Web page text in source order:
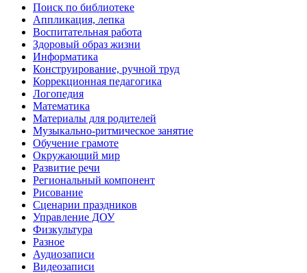
Поиск по библиотеке
Аппликация, лепка
Воспитательная работа
Здоровый образ жизни
Информатика
Конструирование, ручной труд
Коррекционная педагогика
Логопедия
Математика
Материалы для родителей
Музыкально-ритмическое занятие
Обучение грамоте
Окружающий мир
Развитие речи
Региональный компонент
Рисование
Сценарии праздников
Управление ДОУ
Физкультура
Разное
Аудиозаписи
Видеозаписи